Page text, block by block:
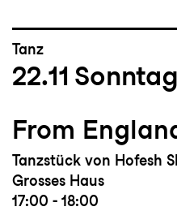
Tanz
22.11 Sonntag
From
Tanzstück von Hofesh
Grosses Haus
17:00 - 18:00